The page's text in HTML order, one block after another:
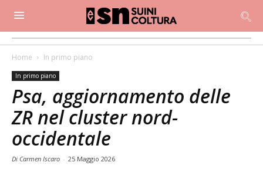
Home In primo piano
In primo piano
Psa, aggiornamento delle
ZR nel cluster nord-
occidentale
Di Carmen Iscaro - 25 Maggio 2026